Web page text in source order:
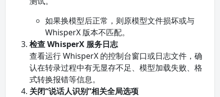
如果换模型后正常，则原模型文件损坏或与
WhisperX 版本不匹配。
检查 WhisperX 服务日志
查看运行 WhisperX 的控制台窗口或日志文件，确
认在转录过程中有无显存不足、模型加载失败、格
式转换报错等信息。
关闭“说话人识别”相关全局选项